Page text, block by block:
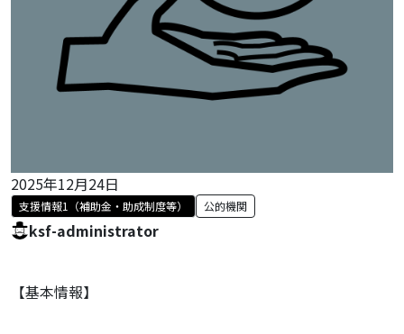
2025年12月24日
支援情報1（補助金・助成制度等） 公的機関
ksf-administrator
【基本情報】